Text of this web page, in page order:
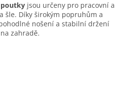
poutky jsou určeny pro pracovní a
šle. Díky širokým popruhům a
nošení a stabilní držení
zahradě.